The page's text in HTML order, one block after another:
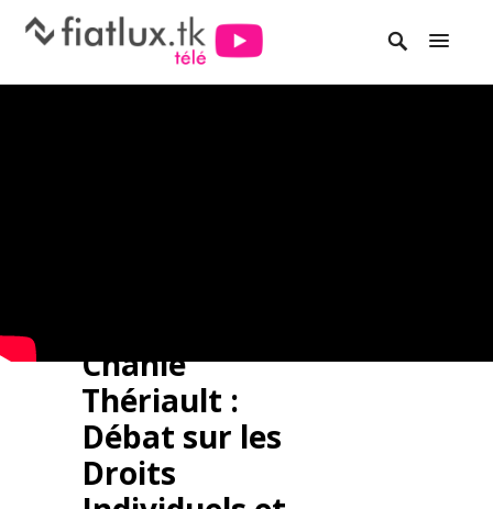
Chanie
Thériault :
Débat sur les
Droits